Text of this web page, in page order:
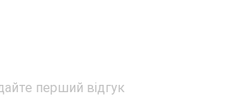
перший відгук